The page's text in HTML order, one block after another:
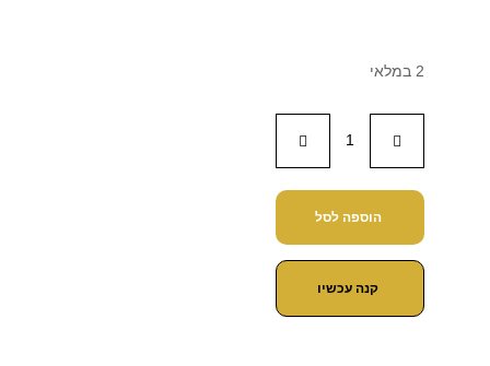
2 במלאי
הוספה לסל
קנה עכשיו